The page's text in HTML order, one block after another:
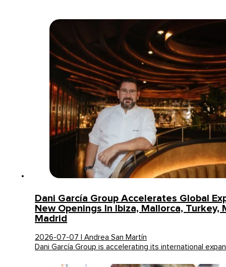
Dani García Group Accelerates Global
New Openings In Ibiza, Mallorca, Turkey,
Madrid
2026-07-07 | Andrea San Martín
Dani García Group is accelerating its international